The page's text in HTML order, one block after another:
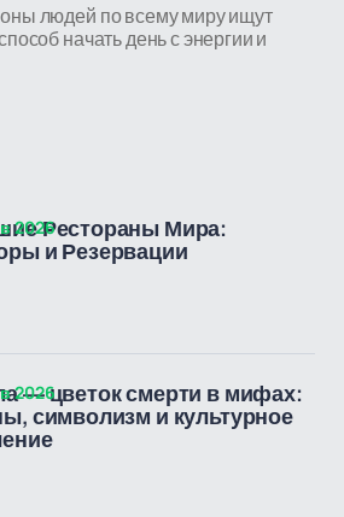
людей по всему миру ищут
начать день с энергии и
Рестораны Мира:
и Резервации
2026
— цветок смерти в мифах:
символизм и культурное
2026